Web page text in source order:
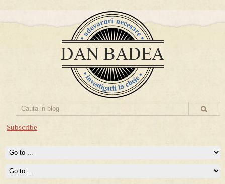
Subscribe
Prima mea carte publicata (Nemira)
Averea Presedintelui: prima lucrare despre controversatele
conturi secrete ale Securitatii.